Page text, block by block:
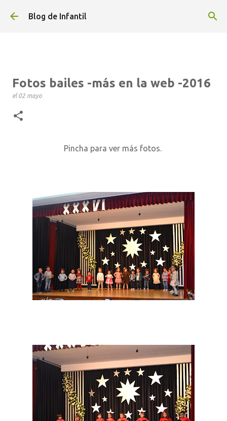
Ir al contenido principal
Blog de Infantil
Fotos bailes -más en la web -2016
el 02 mayo
Pincha para ver más fotos.